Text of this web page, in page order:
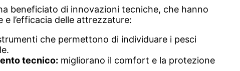
beneficiato di innovazioni tecniche, che hanno
l’efficacia delle attrezzature:
che permettono di individuare i pesci
tecnico: migliorano il comfort e la protezione